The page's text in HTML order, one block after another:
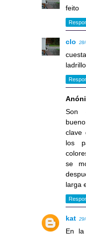
feito
clo
Son
clave
los
se
larga
kat
En la